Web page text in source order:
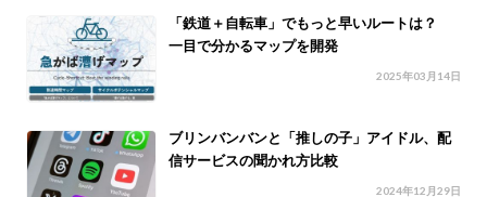
「鉄道＋自転車」でもっと早いルートは？
一目で分かるマップを開発
2025年03月14日
ブリンバンバンと「推しの子」アイドル、配
信サービスの聞かれ方比較
2024年12月29日